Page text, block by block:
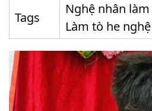
Tags
Nghệ nhân
Làm tò he